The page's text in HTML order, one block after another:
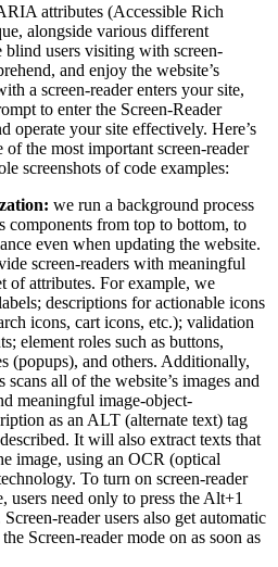
attributes (Accessible Rich
alongside various different
blind users visiting with screen-
and enjoy the website’s
a screen-reader enters your site,
to enter the Screen-Reader
operate your site effectively. Here’s
the most important screen-reader
screenshots of code examples:
we run a background process
components from top to bottom, to
even when updating the website.
screen-readers with meaningful
of attributes. For example, we
descriptions for actionable icons
icons, cart icons, etc.); validation
element roles such as buttons,
(popups), and others. Additionally,
scans all of the website’s images and
meaningful image-object-
as an ALT (alternate text) tag
It will also extract texts that
image, using an OCR (optical
To turn on screen-reader
users need only to press the Alt+1
reader users also get automatic
Screen-reader mode on as soon as